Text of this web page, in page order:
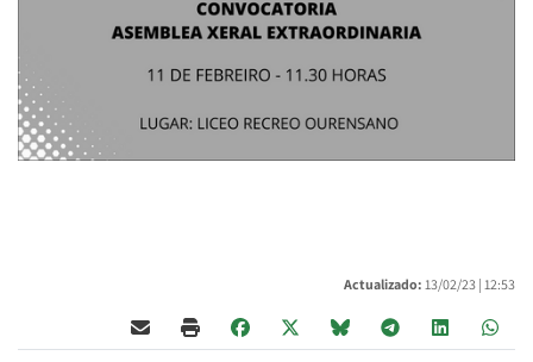
Actualizado: 13/02/23 | 12:53